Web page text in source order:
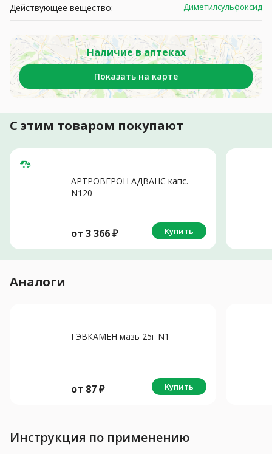
Действующее вещество:
Диметилсульфоксид
Наличие в аптеках
Показать на карте
С этим товаром покупают
АРТРОВЕРОН АДВАНС капс.
N120
от 3 366₽ Купить
Аналоги
ГЭВКАМЕН мазь 25г N1
от 87₽ Купить
Инструкция по применению